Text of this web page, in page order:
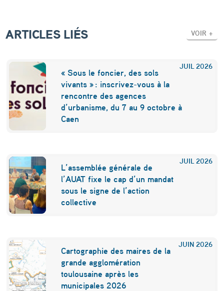
t
s
ARTICLES LIÉS VOIR +
JUIL 2026
« Sous le foncier, des sols
vivants » : inscrivez-vous à la
rencontre des agences
d’urbanisme, du 7 au 9 octobre à
Caen
JUIL 2026
L’assemblée générale de
l’AUAT fixe le cap d’un mandat
sous le signe de l’action
collective
JUIN 2026
Cartographie des maires de la
grande agglomération
toulousaine après les
municipales 2026